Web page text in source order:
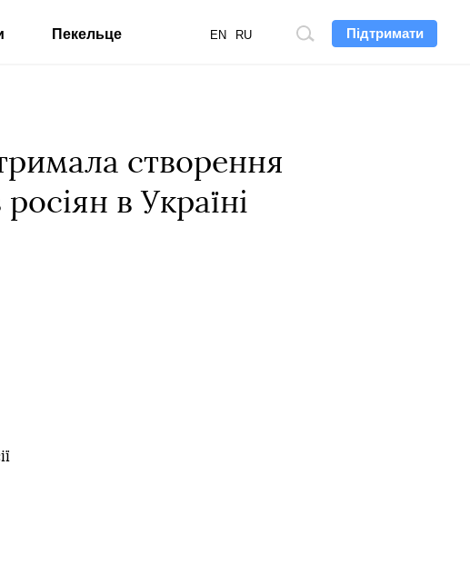
Підтримати
Пошук
EN RU
Пекельце
створення
в Україні